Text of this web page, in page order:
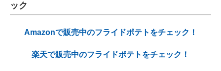
ック
Amazonで販売中のフライドポテトをチェック！
楽天で販売中のフライドポテトをチェック！